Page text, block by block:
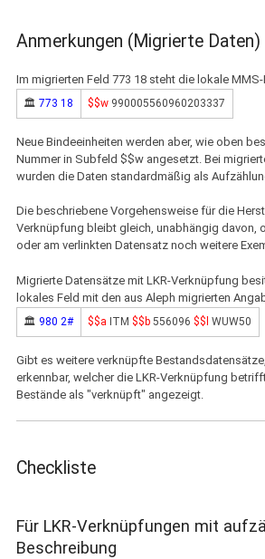
Anmerkungen (Migrierte Daten)
Im migrierten Feld 773 18 steht die lokale
🏛773 18 $$w 990005560960203337
Neue Bindeeinheiten werden aber, wie oben
Nummer in Subfeld $$w angesetzt. Bei
wurden die Daten standardmäßig als
Die beschriebene Vorgehensweise für die
Verknüpfung bleibt gleich, unabhängig davon,
oder am verlinkten Datensatz noch weitere
Migrierte Datensätze mit LKR-Verknüpfung
lokales Feld mit den aus Aleph migrierten
🏛 980 2# $$a ITM $$b 556096 $$l WUW50
Gibt es weitere verknüpfte
erkennbar, welcher die LKR-Verknüpfung
Bestände als "verknüpft" angezeigt.
Checkliste
Für LKR-Verknüpfungen mit
Beschreibung